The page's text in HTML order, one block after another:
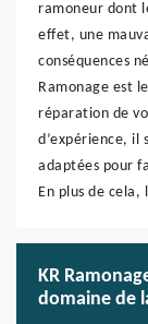
ramoneur dont
effet, une
conséquences
Ramonage est
réparation de
d’expérience, il
adaptées pour
En plus de cela,
KR
domaine de